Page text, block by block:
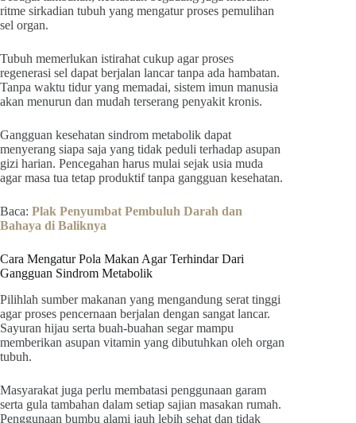
ritme sirkadian tubuh yang mengatur proses pemulihan
sel organ.
Tubuh memerlukan istirahat cukup agar proses
regenerasi sel dapat berjalan lancar tanpa ada hambatan.
Tanpa waktu tidur yang memadai, sistem imun manusia
akan menurun dan mudah terserang penyakit kronis.
Gangguan kesehatan sindrom metabolik dapat
menyerang siapa saja yang tidak peduli terhadap asupan
gizi harian. Pencegahan harus mulai sejak usia muda
agar masa tua tetap produktif tanpa gangguan kesehatan.
Baca: Plak Penyumbat Pembuluh Darah dan
Bahaya di Baliknya
Cara Mengatur Pola Makan Agar Terhindar Dari
Gangguan Sindrom Metabolik
Pilihlah sumber makanan yang mengandung serat tinggi
agar proses pencernaan berjalan dengan sangat lancar.
Sayuran hijau serta buah-buahan segar mampu
memberikan asupan vitamin yang dibutuhkan oleh organ
tubuh.
Masyarakat juga perlu membatasi penggunaan garam
serta gula tambahan dalam setiap sajian masakan rumah.
Penggunaan bumbu alami jauh lebih sehat dan tidak